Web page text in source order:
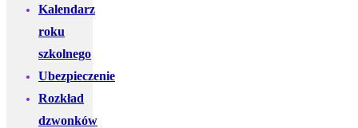
Kalendarz
roku
szkolnego
Ubezpieczenie
Rozkład
dzwonków